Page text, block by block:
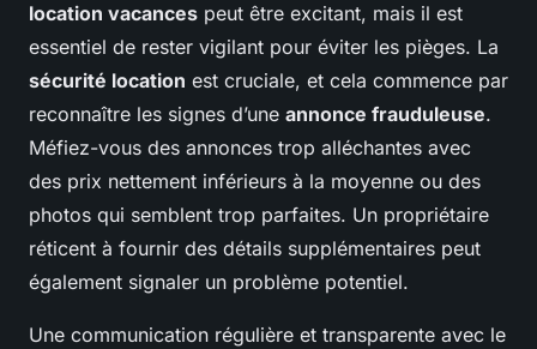
location vacances peut être excitant, mais il est
essentiel de rester vigilant pour éviter les pièges. La
sécurité location est cruciale, et cela commence par
reconnaître les signes d’une annonce frauduleuse.
Méfiez-vous des annonces trop alléchantes avec
des prix nettement inférieurs à la moyenne ou des
photos qui semblent trop parfaites. Un propriétaire
réticent à fournir des détails supplémentaires peut
également signaler un problème potentiel.
Une communication régulière et transparente avec le